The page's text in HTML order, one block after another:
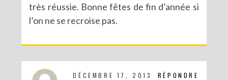
très réussie. Bonne fêtes de fin d’année si
l’on ne se recroise pas.
RÉPONDRE
DÉCEMBRE 17, 2013